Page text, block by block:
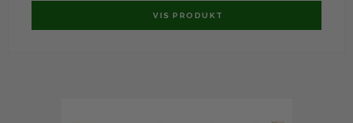
VIS PRODUKT